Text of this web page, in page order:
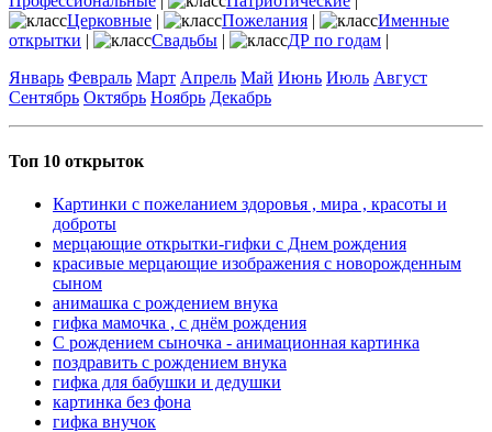
Церковные | Пожелания |
Именные
открытки | Свадьбы | ДР по годам |
Январь Февраль Март Апрель Май Июнь Июль Август
Сентябрь Октябрь Ноябрь Декабрь
Топ 10 открыток
Картинки с пожеланием здоровья , мира , красоты и
доброты
мерцающие открытки-гифки с Днем рождения
красивые мерцающие изображения с новорожденным
сыном
анимашка с рождением внука
гифка мамочка , с днём рождения
С рождением сыночка - анимационная картинка
поздравить с рождением внука
гифка для бабушки и дедушки
картинка без фона
гифка внучок